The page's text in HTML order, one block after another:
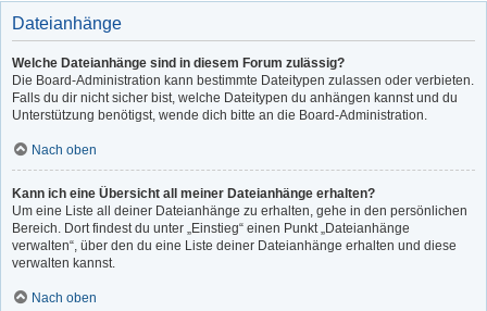
Dateianhänge
Welche Dateianhänge sind in diesem Forum zulässig?
Die Board-Administration kann bestimmte Dateitypen zulassen oder verbieten.
Falls du dir nicht sicher bist, welche Dateitypen du anhängen kannst und du
Unterstützung benötigst, wende dich bitte an die Board-Administration.
Nach oben
Kann ich eine Übersicht all meiner Dateianhänge erhalten?
Um eine Liste all deiner Dateianhänge zu erhalten, gehe in den persönlichen
Bereich. Dort findest du unter „Einstieg“ einen Punkt „Dateianhänge
verwalten“, über den du eine Liste deiner Dateianhänge erhalten und diese
verwalten kannst.
Nach oben